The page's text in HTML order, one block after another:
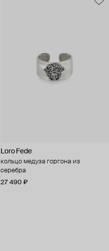
Loro Fede
кольцо медуза горгона из
серебра
27 490 ₽